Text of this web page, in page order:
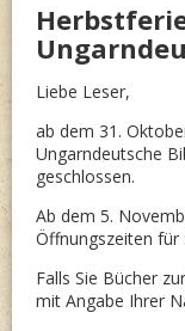
Liebe Leser,
ab dem 31.
Ungarndeutsche
geschlossen.
Ab dem 5.
Öffnungszeiten für
Falls Sie Bücher
mit Angabe Ihrer